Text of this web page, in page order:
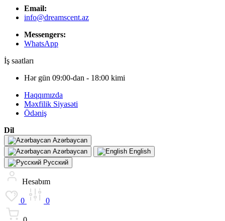
Email:
info@dreamscent.az
Messengers:
WhatsApp
İş saatları
Hər gün 09:00-dan - 18:00 kimi
Haqqımızda
Məxfilik Siyasəti
Ödəniş
Dil
Azərbaycan
Azərbaycan
English
Русский
Hesabım
0 0